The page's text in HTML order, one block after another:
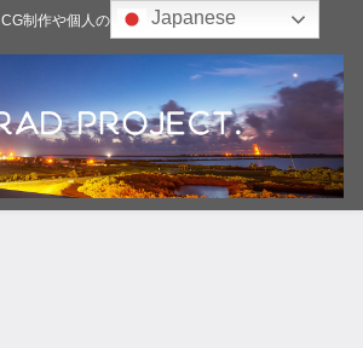
CG制作や個人の雑記ブログJapanese